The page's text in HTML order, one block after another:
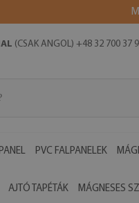
(CSAK ANGOL) +48 32 700 37
PVC FALPANELEK
AJTÓ TAPÉTÁK MÁGNESES